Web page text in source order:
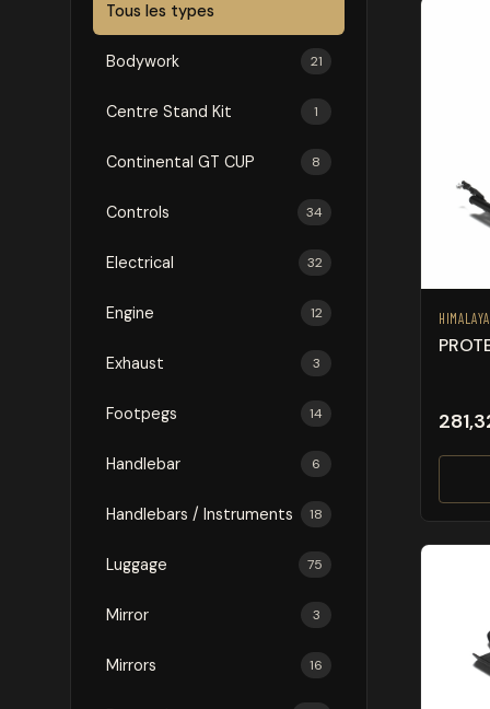
Tous les types
Bodywork 21
Centre Stand Kit 1
Continental GT CUP 8
Controls 34
Electrical 32
Engine 12
Exhaust 3
Footpegs 14
Handlebar 6
Handlebars / Instruments 18
Luggage 75
Mirror 3
Mirrors 16